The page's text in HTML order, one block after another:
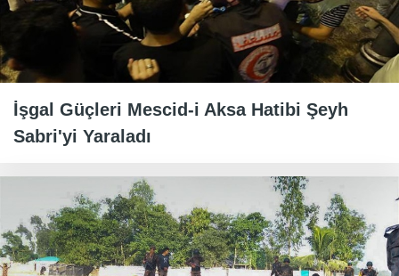
İşgal Güçleri Mescid-i Aksa Hatibi Şeyh
Sabri'yi Yaraladı